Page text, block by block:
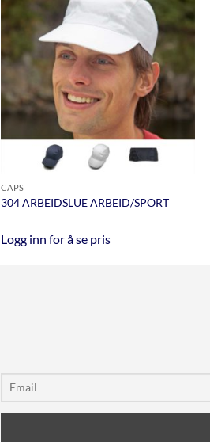
CAPS
304 ARBEIDSLUE ARBEID/SPORT
Logg inn for å se pris